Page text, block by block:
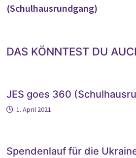
(Schulhausrundgang)
DAS KÖNNTEST DU
JES goes 360
1. April 2021
Spendenlauf für die